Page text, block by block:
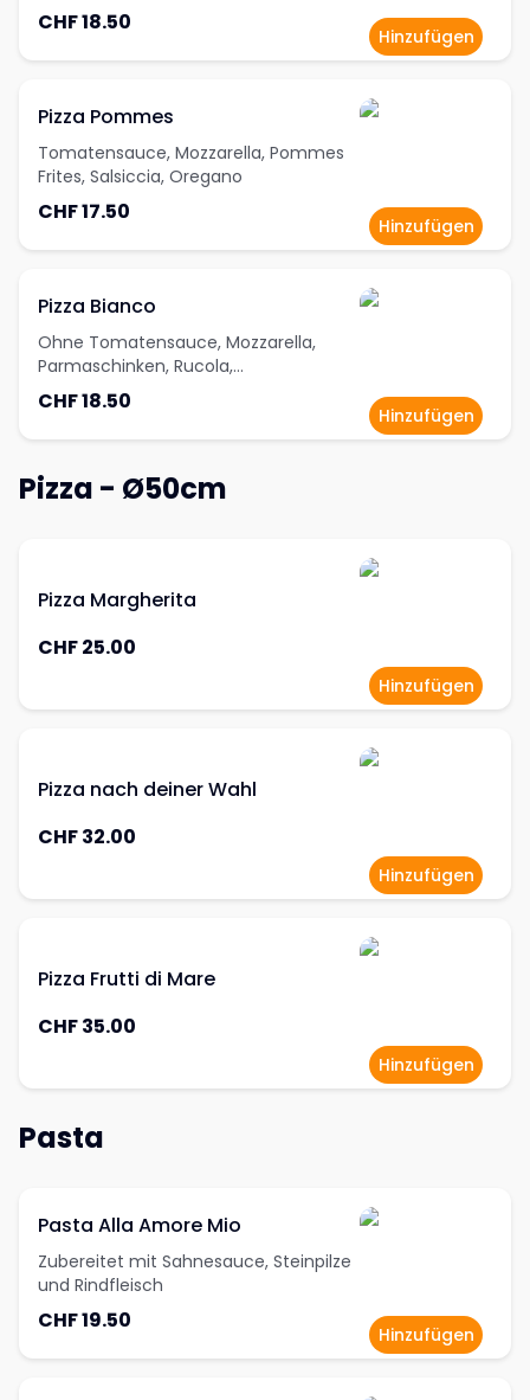
CHF 18.50
Hinzufügen
Pizza Pommes
Tomatensauce, Mozzarella, Pommes
Frites, Salsiccia, Oregano
CHF 17.50
Hinzufügen
Pizza Bianco
Ohne Tomatensauce, Mozzarella,
Parmaschinken, Rucola,
Tomatenschreiben, Grana Padano
CHF 18.50
Hinzufügen
Pizza - Ø50cm
Pizza Margherita
CHF 25.00
Hinzufügen
Pizza nach deiner Wahl
CHF 32.00
Hinzufügen
Pizza Frutti di Mare
CHF 35.00
Hinzufügen
Pasta
Pasta Alla Amore Mio
Zubereitet mit Sahnesauce, Steinpilze
und Rindfleisch
CHF 19.50
Hinzufügen